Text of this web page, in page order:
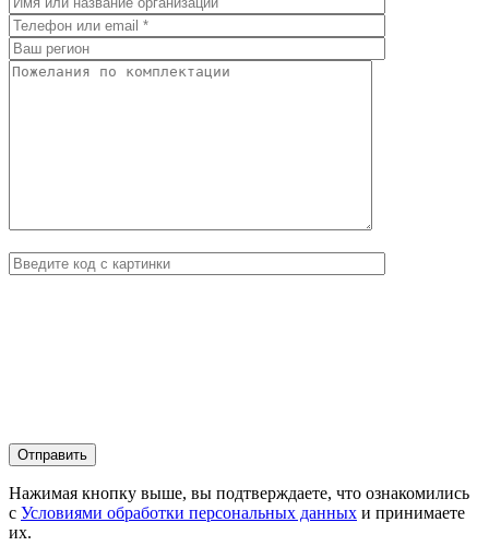
Нажимая кнопку выше, вы подтверждаете, что ознакомились
с Условиями обработки персональных данных и принимаете
их.